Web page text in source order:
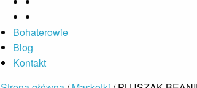
Bohaterowie
Blog
Kontakt